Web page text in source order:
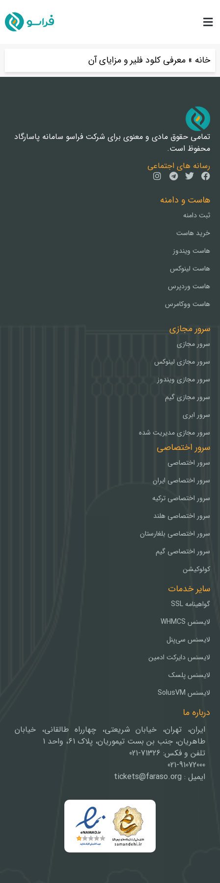
خانه » معرفی کلود فلیر و مزایای آن
تمامی حقوق مادی و معنوی برای شرکت فراسو سامانه پاسارگاد
محفوظ است.
رسانه های اجتماعی
هاست و دامنه
ثبت دامنه
خرید هاست
هاست ویندوز
هاست لینوکس
هاست وردپرس
هاست ووکامرس
سرور مجازی
سرور مجازی
سرور مجازی لینوکس
سرور مجازی ویندوز
سرور مجازی گیم
سرور ابری
سرور مجازی مدیریت شده
سرور اختصاصی
سرور اختصاصی
سرور اختصاصی ایران
سرور اختصاصی ترکیه
سرور اختصاصی هلند
سرور اختصاصی بلغارستان
سرور اختصاصی گیم
کولوکیشن
سایر خدمات
گواهینامه SSL
لایسنس WHMCS
لایسنس سی‌پنل
لایسنس دایرکت ادمین
لایسنس پلسک
لایسنس SolusVM
درباره ما
ایران، تهران، خیابان شریعتی، چهارراه طالقانی، خیابان
طاهریان، جنب بن بست تیموریان، پلاک 61، واحد 1
تلفن و فکس: 71326-021
021-91072000
ایمیل : tickets@faraso.org